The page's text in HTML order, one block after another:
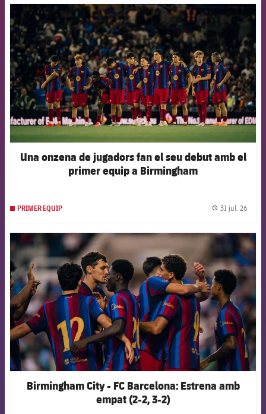
FCB Barcelona badge
Una onzena de jugadors fan el seu debut amb el
primer equip a Birmingham
PRIMER EQUIP 31 jul. 26
FCB Barcelona badge
Birmingham City - FC Barcelona: Estrena amb
empat (2-2, 3-2)